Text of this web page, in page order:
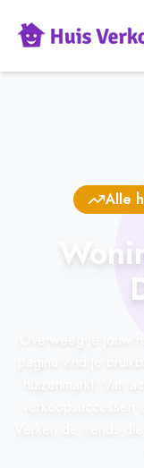
Alle
Overweeg je jouw
pagina vind je